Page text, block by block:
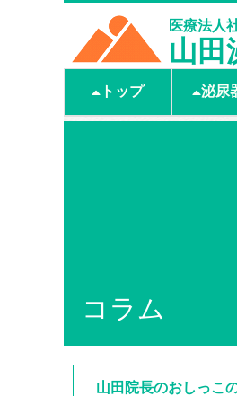
コラム
医療法人
山田
トップ 泌尿
山田院長のおしっこ